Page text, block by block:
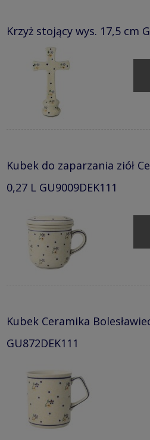
Krzyż stojący wys. 17,5 cm
Kubek do zaparzania ziół
0,27 L GU9009DEK111
Kubek Ceramika
GU872DEK111